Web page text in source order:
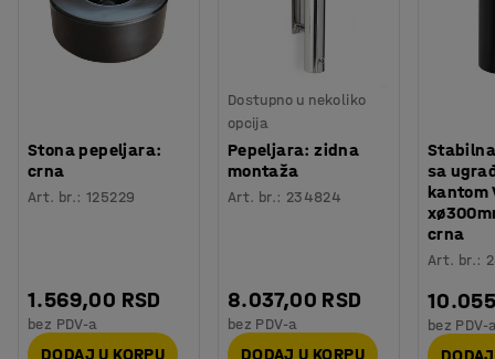
Stona pepeljara:
crna
Art. br.:125229
1.569,00 RSD
bez PDV-a
DODAJ U KORPU
Dostupno u nekoliko
opcija
Pepeljara: zidna
montaža
Art. br.: 234824
8.037,00 RSD
bez PDV-a
DODAJ U KORPU
sa
kantom
crna
Art. br.:
bez PDV-